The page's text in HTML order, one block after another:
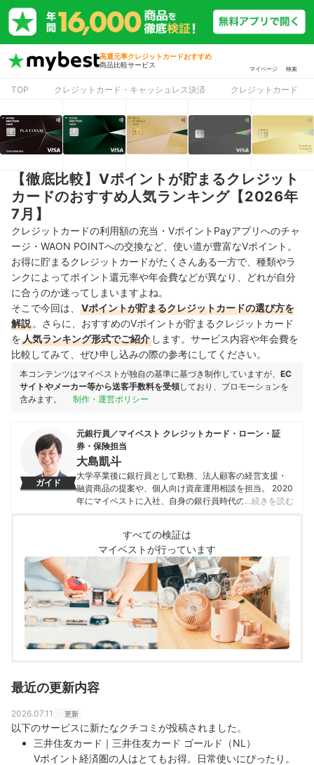
高還元率クレジットカードおすすめ
商品比較サービス
マイページ 検索
TOP クレジットカード・キャッシュレス決済 クレジットカード
【徹底比較】Vポイントが貯まるクレジット
カードのおすすめ人気ランキング【2026年
7月】
クレジットカードの利用額の充当・VポイントPayアプリへのチャ
ージ・WAON POINTへの交換など、 使い道が豊富なVポイント。
お得に貯まるクレジットカードがたくさんある一方で、 種類やラ
ンクによってポイント還元率や年会費などが異なり、どれが自分
に合うのか迷ってしまいますよね。
そこで今回は、
Vポイントが貯まるクレジットカードの選び方を
解説 。さらに、おすすめのVポイントが貯まるクレジットカード
を人気ランキング形式でご紹介 します。サービス内容や年会費を
比較してみて、ぜひ申し込みの際の参考にしてください。
本コンテンツはマイベストが独自の基準に基づき制作していますが、 EC
サイトやメーカー等から送客手数料を受領しており、プロモーションを
含みます。
制作・運営ポリシー
ガイド
元銀行員／マイベスト クレジットカード・ローン・証
券・保険担当
大島凱斗
大学卒業後に銀行員として勤務、法人顧客の経営支援・
融資商品の提案や、個人向け資産運用相談を担当。 2020
年にマイベストに入社、自身の銀行員時代の経験を活か
済を専門に解説コンテンツの制作を統括する。 また、
Yahoo!ファイナンスで借入や投資への疑問や基礎知識に
関する連載も担当している。
大島凱斗のプロフィール
…続きを読む
すべての検証は
マイベストが行っています
最近の更新内容
2026.07.11 更新
以下のサービスに新たなクチコミが投稿されました。
三井住友カード｜三井住友カード ゴールド（NL）
Vポイント経済圏の人はとてもお得。日常使いにぴったり。